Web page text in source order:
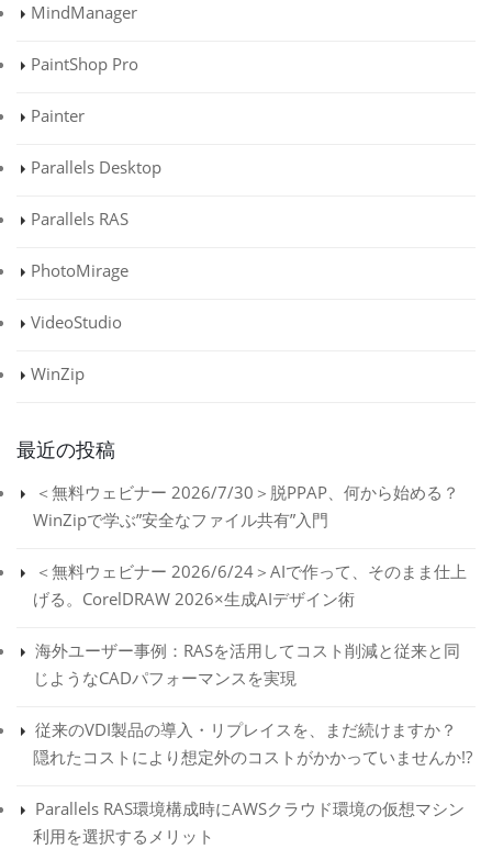
MindManager
PaintShop Pro
Painter
Parallels Desktop
Parallels RAS
PhotoMirage
VideoStudio
WinZip
最近の投稿
＜無料ウェビナー 2026/7/30＞脱PPAP、何から始める？
WinZipで学ぶ”安全なファイル共有”入門
＜無料ウェビナー 2026/6/24＞AIで作って、そのまま仕上
げる。CorelDRAW 2026×生成AIデザイン術
海外ユーザー事例：RASを活用してコスト削減と従来と同
じようなCADパフォーマンスを実現
従来のVDI製品の導入・リプレイスを、まだ続けますか？
隠れたコストにより想定外のコストがかかっていませんか!?
Parallels RAS環境構成時にAWSクラウド環境の仮想マシン
利用を選択するメリット